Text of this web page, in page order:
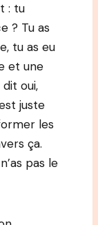
: tu
? Tu as
tu as eu
et une
oui,
juste
les
ça.
pas le